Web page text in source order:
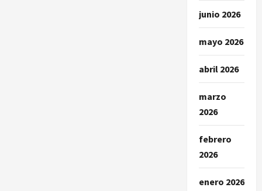
junio 2026
mayo 2026
abril 2026
marzo
2026
febrero
2026
enero 2026